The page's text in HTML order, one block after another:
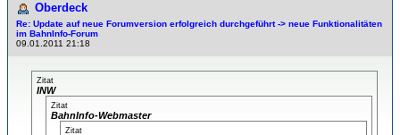
Oberdeck
Re: Update auf neue Forumversion erfolgreich durchgeführt -> neue Funktionalitäten
im BahnInfo-Forum
09.01.2011 21:18
Zitat
INW
Zitat
BahnInfo-Webmaster
Zitat